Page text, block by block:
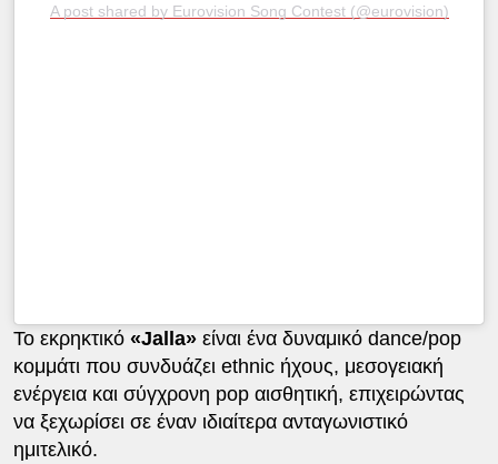
A post shared by Eurovision Song Contest (@eurovision)
Το εκρηκτικό «Jalla»είναι ένα δυναμικό dance/pop
κομμάτι που συνδυάζει ethnic ήχους, μεσογειακή
ενέργεια και σύγχρονη pop αισθητική, επιχειρώντας
να ξεχωρίσει σε έναν ιδιαίτερα ανταγωνιστικό
ημιτελικό.